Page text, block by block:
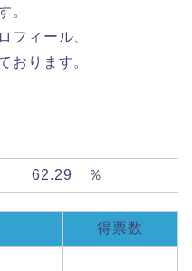
。
フィール、
おります。
62.29 ％
得票数